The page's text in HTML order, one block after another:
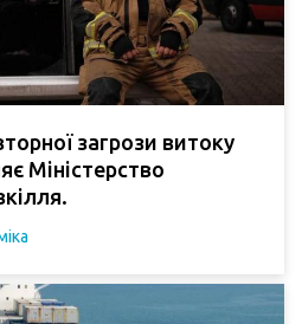
загрози витоку
Міністерство